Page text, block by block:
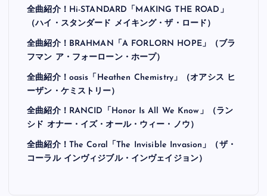
全曲紹介！Hi-STANDARD「MAKING THE ROAD」
（ハイ・スタンダード メイキング・ザ・ロード）
全曲紹介！BRAHMAN「A FORLORN HOPE」（ブラ
フマン ア・フォーローン・ホープ）
全曲紹介！oasis「Heathen Chemistry」（オアシス ヒ
ーザン・ケミストリー）
全曲紹介！RANCID「Honor Is All We Know」（ラン
シド オナー・イズ・オール・ウィー・ノウ）
全曲紹介！The Coral「The Invisible Invasion」（ザ・
コーラル インヴィジブル・インヴェイジョン）